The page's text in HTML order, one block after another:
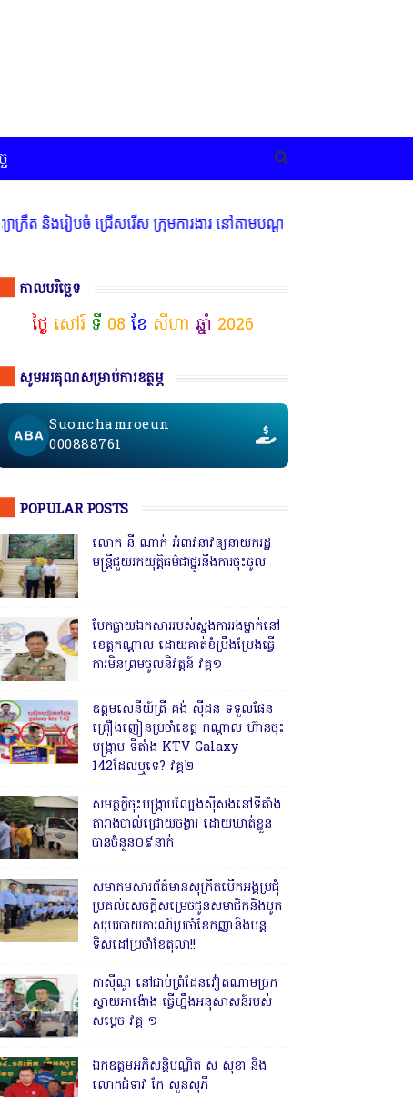
ចំ ជ្រើសរើស ក្រុមការងារ នៅតាមបណ្តាលរាជធានី ខេត្ត មានចំណាប់អា
កាលបរិច្ឆេទ
ថ្ងៃ សៅរ៍ទី 08 ខែ សីហា ឆ្នាំ 2026
សូមអរគុណសម្រាប់ការឧត្ថម្ភ
Suonchamroeun
000888761
POPULAR POSTS
លោក នី ណាក់ អំពាវនាវឲ្យនាយករដ្ឋ
មន្ត្រីជួយរកយុត្តិធម៌ជាថ្នូរនឹងការចុះចូល
បែកធ្លាយឯកសាររបស់ស្នងការរងម្នាក់នៅ
ខេត្តកណ្ដាល ដោយគាត់ខំប្រឹងប្រែងធ្វើ
ការមិនព្រមចូលនិវត្តន៍ វគ្គ១
ឧត្តមសេនីយ៍ត្រី គង់ ស៊ីដន ទទួលផែន
គ្រឿងញៀនប្រចាំខេត្ត កណ្តាល ហ៊ានចុះ
បង្ក្រាប ទីតាំង KTV Galaxy
142ដែលឬទេ? វគ្គ២
សមត្ថកិ្ចចុះបង្ក្រាបល្បែងស៊ីសងនៅទីតាំង
តារាងបាល់ជ្រោយចង្វារ ដោយឃាត់ខ្លួន
បានចំនួន០៩នាក់
សមាគមសារព័ត៌មានសុក្រឹតបើកអង្គប្រជុំ
ប្រគល់សេចក្តីសម្រេចជូនសមាជិកនិងបូក
សរុបរបាយការណ៍ប្រចាំខែកញ្ញានិងបន្ត
ទិសដៅប្រចាំខែតុលា!!
កាសុីណូ នៅជាប់ព្រំដែនវៀតណាមច្រក
ស្វាយអាង៉ោង ធ្វើហ្នឹងអនុសាសន៍របស់
សម្ដេច វគ្គ ១
ឯកឧត្តមអភិសន្តិបណ្ឌិត ស សុខា និង
លោកជំទាវ កែ សួនសុភី